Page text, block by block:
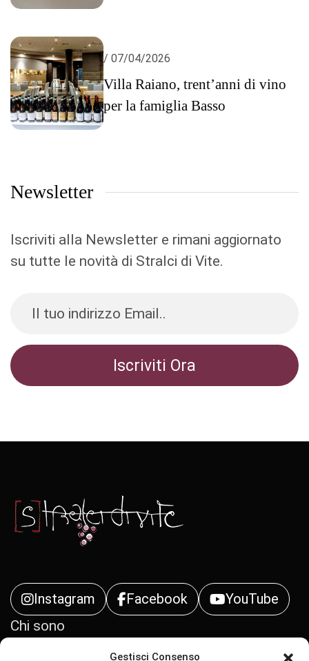
Gestisci Consenso
/ 07/04/2026
Villa Raiano, trent’anni di vino
per la famiglia Basso
Newsletter
Iscriviti alla Newsletter e rimani aggiornato
su tutte le novità di Stralci di Vite.
Instagram Facebook
YouTube
Chi sono